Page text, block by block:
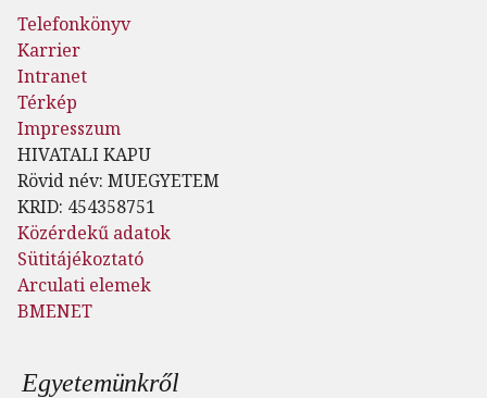
Telefonkönyv
Karrier
Intranet
Térkép
Impresszum
HIVATALI KAPU
Rövid név: MUEGYETEM
KRID: 454358751
Közérdekű adatok
Sütitájékoztató
Arculati elemek
BMENET
Lábléc menü
Egyetemünkről